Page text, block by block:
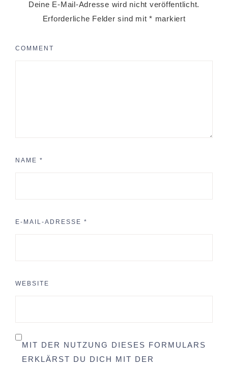
Deine E-Mail-Adresse wird nicht veröffentlicht.
Erforderliche Felder sind mit * markiert
COMMENT
NAME *
E-MAIL-ADRESSE *
WEBSITE
MIT DER NUTZUNG DIESES FORMULARS
ERKLÄRST DU DICH MIT DER